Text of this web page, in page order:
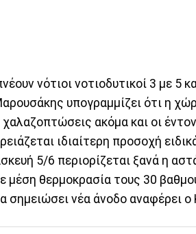
νότιοι νοτιοδυτικοί 3 με 5
υπογραμμίζει ότι η
χαλαζοπτώσεις ακόμα και οι
ιδιαίτερη προσοχή
5/6 περιορίζεται ξανά η
μέση θερμοκρασία τους 30
σημειώσει νέα άνοδο αναφέρει